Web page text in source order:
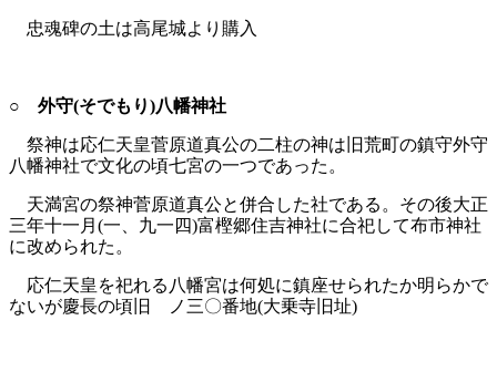
忠魂碑の土は高尾城より購入
○ 外守(そでもり)八幡神社
祭神は応仁天皇菅原道真公の二柱の神は旧荒町の鎮守外守
八幡神社で文化の頃七宮の一つであった。
天満宮の祭神菅原道真公と併合した社である。その後大正
三年十一月(一、九一四)富樫郷住吉神社に合祀して布市神社
に改められた。
応仁天皇を祀れる八幡宮は何処に鎮座せられたか明らかで
ないが慶長の頃旧 ノ三〇番地(大乗寺旧址)